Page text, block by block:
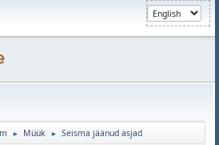
► Müük ► Seisma jäänud asjad